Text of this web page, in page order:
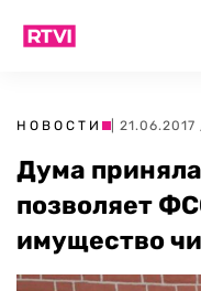
НОВОСТИ |
Дума
позволяет
имущество